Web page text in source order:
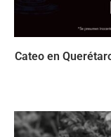
Cateo en